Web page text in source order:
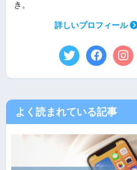
き。
詳しいプロフィール
よく読まれている記事